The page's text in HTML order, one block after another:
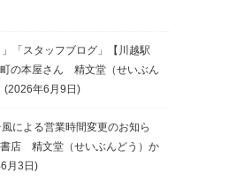
」「スタッフブログ」【川越駅
の本屋さん 精文堂（せいぶん
(2026年6月9日)
風による営業時間変更のお知ら
店 精文堂（せいぶんどう）か
月3日)